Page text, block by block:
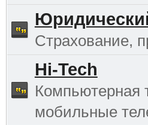
Страхование,
Hi-Tech
Компьютерная
мобильные